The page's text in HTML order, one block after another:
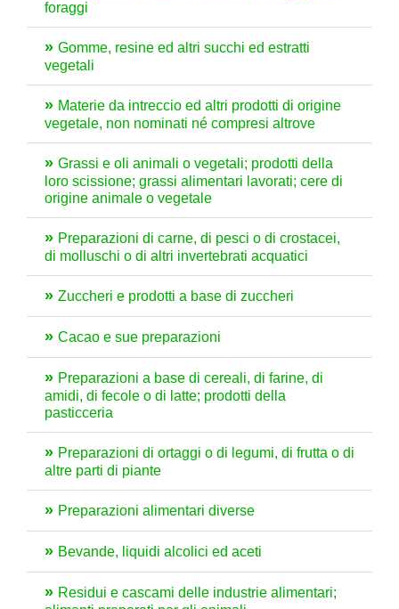
foraggi
Gomme, resine ed altri succhi ed estratti
vegetali
Materie da intreccio ed altri prodotti di origine
vegetale, non nominati né compresi altrove
Grassi e oli animali o vegetali; prodotti della
loro scissione; grassi alimentari lavorati; cere di
origine animale o vegetale
Preparazioni di carne, di pesci o di crostacei,
di molluschi o di altri invertebrati acquatici
Zuccheri e prodotti a base di zuccheri
Cacao e sue preparazioni
Preparazioni a base di cereali, di farine, di
amidi, di fecole o di latte; prodotti della
pasticceria
Preparazioni di ortaggi o di legumi, di frutta o di
altre parti di piante
Preparazioni alimentari diverse
Bevande, liquidi alcolici ed aceti
Residui e cascami delle industrie alimentari;